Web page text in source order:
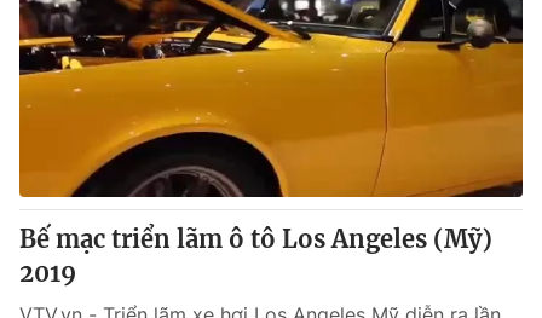
Bế mạc triển lãm ô tô Los Angeles (Mỹ)
2019